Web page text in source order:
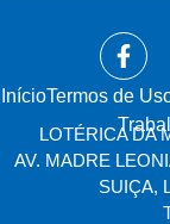
Início⁠Termos de
LOTÉRICA DA
AV. MADRE
SUIÇA,